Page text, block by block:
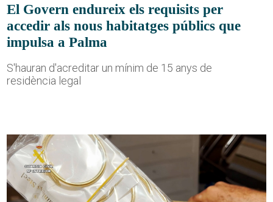
El Govern endureix els requisits per
accedir als nous habitatges públics que
impulsa a Palma
S'hauran d'acreditar un mínim de 15 anys de
residència legal